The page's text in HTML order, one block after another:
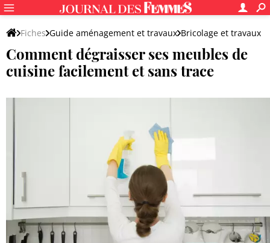
Fiches Guide aménagement et travaux Bricolage et travaux
Entretien de la maison Ménage et nettoyage
Comment dégraisser ses meubles de
cuisine facilement et sans trace